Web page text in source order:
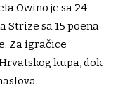
Owino je sa 24
Strize sa 15 poena
Za igračice
kupa, dok